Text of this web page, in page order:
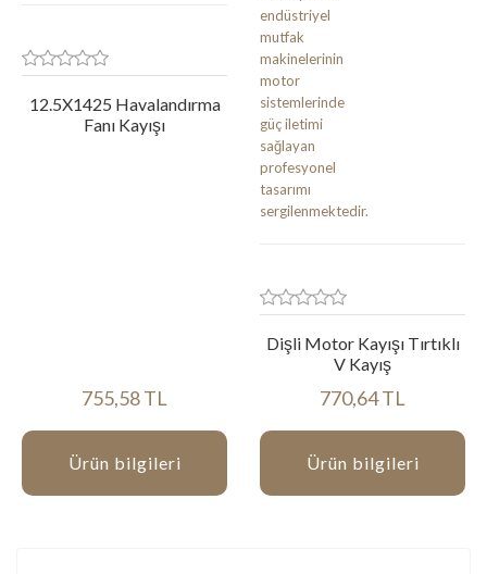
12.5X1425 Havalandırma
Fanı Kayışı
755,58 TL
Ürün bilgileri
Dişli Motor Kayışı Tırtıklı
V Kayış
770,64 TL
Ürün bilgileri